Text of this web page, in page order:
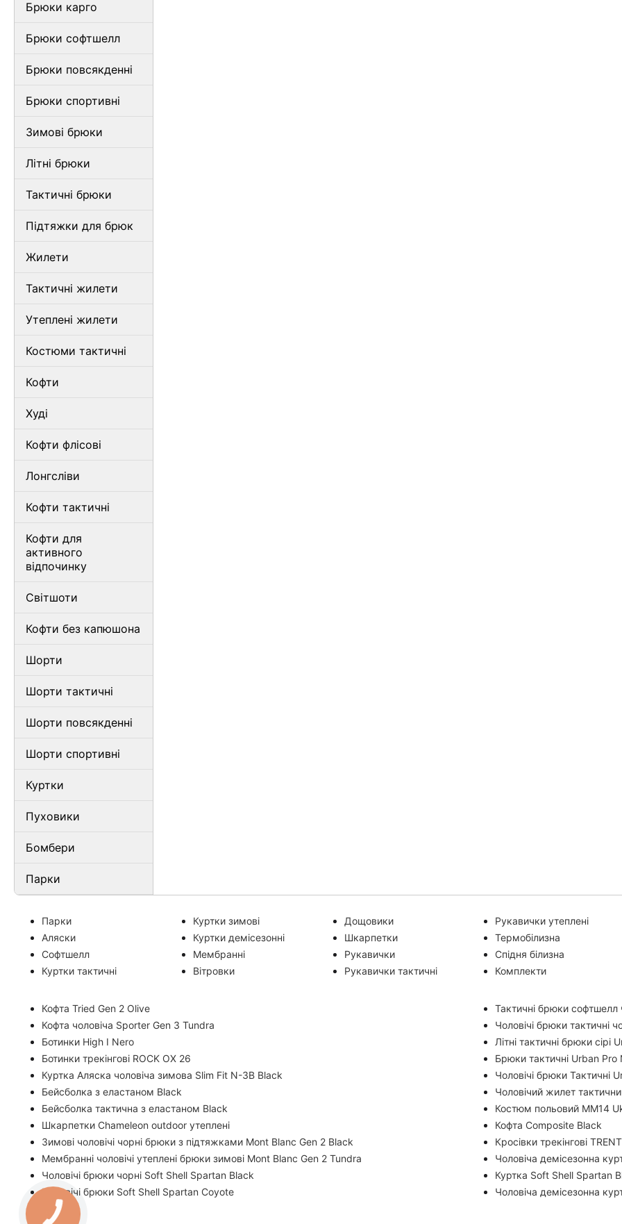
Брюки карго
Брюки софтшелл
Брюки повсякденні
Брюки спортивні
Зимові брюки
Літні брюки
Тактичні брюки
Підтяжки для брюк
Жилети
Тактичні жилети
Утеплені жилети
Костюми тактичні
Кофти
Худі
Кофти флісові
Лонгсліви
Кофти тактичні
Кофти для
активного
відпочинку
Світшоти
Кофти без капюшона
Шорти
Шорти тактичні
Шорти повсякденні
Шорти спортивні
Куртки
Пуховики
Бомбери
Парки
Парки
Аляски
Софтшелл
Куртки тактичні
Куртки зимові
Куртки демісезонні
Мембранні
Вітровки
Дощовики
Шкарпетки
Рукавички
Рукавички тактичні
Рукавички утеплені
Термобілизна
Спідня білизна
Комплекти
Кофта Tried Gen 2 Olive
Кофта чоловіча Sporter Gen 3 Tundra
Ботинки High I Nero
Ботинки трекінгові ROCK OX 26
Куртка Аляска чоловіча зимова Slim Fit N-3B Black
Бейсболка з еластаном Black
Бейсболка тактична з еластаном Black
Шкарпетки Chameleon outdoor утеплені
Зимові чоловічі чорні брюки з підтяжками Mont Blanc Gen 2 Black
Мембранні чоловічі утеплені брюки зимові Mont Blanc Gen 2 Tundra
Чоловічі брюки чорні Soft Shell Spartan Black
Чоловічі брюки Soft Shell Spartan Coyote
Тактичні брюки софтшелл
Чоловічі брюки тактичні
Літні тактичні брюки сірі
Брюки тактичні Urban Pro
Чоловічі брюки Тактичні
Чоловічий жилет
Костюм польовий ММ14
Кофта Composite Black
Кросівки трекінгові
Чоловіча демісезонна
Куртка Soft Shell Spartan
Чоловіча демісезонна